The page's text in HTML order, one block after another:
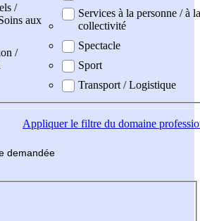
/
aux
/
Services à la personne / à la
collectivité
Spectacle
Sport
Transport / Logistique
Appliquerle filtre du domaine
demandée